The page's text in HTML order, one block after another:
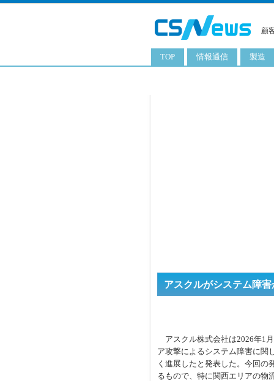
顧
TOP 情報通信 製造
アスクルがシステム障
アスクル株式会社は2026年1
ア攻撃によるシステム障害に関
く進展したと発表した。今回の
るもので、特に関西エリアの物